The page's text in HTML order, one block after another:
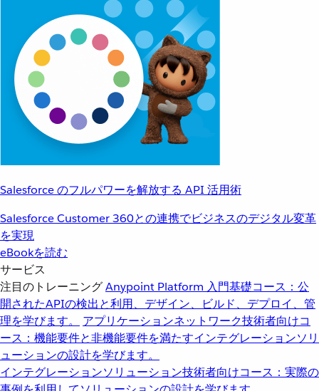
Salesforce のフルパワーを解放する API 活用術
Salesforce Customer 360との連携でビジネスのデジタル変革
を実現
eBookを読む
サービス
注目のトレーニングAnypoint Platform 入門基礎コース：公
開されたAPIの検出と利用、デザイン、ビルド、デプロイ、管
理を学びます。
アプリケーションネットワーク技術者向けコ
ース：機能要件と非機能要件を満たすインテグレーションソリ
ューションの設計を学びます。
インテグレーションソリューション技術者向けコース：実際の